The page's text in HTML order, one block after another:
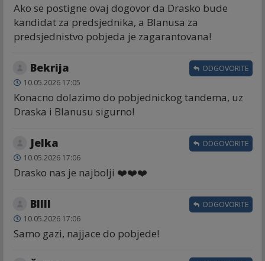
Ako se postigne ovaj dogovor da Drasko bude
kandidat za predsjednika, a Blanusa za
predsjednistvo pobjeda je zagarantovana!
Bekrija
10.05.2026 17:05
Konacno dolazimo do pobjednickog tandema, uz
Draska i Blanusu sigurno!
ODGOVORITE
Jelka
10.05.2026 17:06
Drasko nas je najbolji ❤️❤️❤️
ODGOVORITE
Bllll
10.05.2026 17:06
Samo gazi, najjace do pobjede!
ODGOVORITE